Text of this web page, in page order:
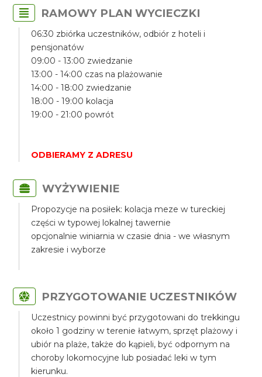
RAMOWY PLAN WYCIECZKI
06:30 zbiórka uczestników, odbiór z hoteli i
pensjonatów
09:00 - 13:00 zwiedzanie
13:00 - 14:00 czas na plażowanie
14:00 - 18:00 zwiedzanie
18:00 - 19:00 kolacja
19:00 - 21:00 powrót
ODBIERAMY Z ADRESU
WYŻYWIENIE
Propozycje na posiłek: kolacja meze w tureckiej
części w typowej lokalnej tawernie
opcjonalnie winiarnia w czasie dnia - we własnym
zakresie i wyborze
PRZYGOTOWANIE UCZESTNIKÓW
Uczestnicy powinni być przygotowani do trekkingu
około 1 godziny w terenie łatwym, sprzęt plażowy i
ubiór na plaże, także do kąpieli, być odpornym na
choroby lokomocyjne lub posiadać leki w tym
kierunku.